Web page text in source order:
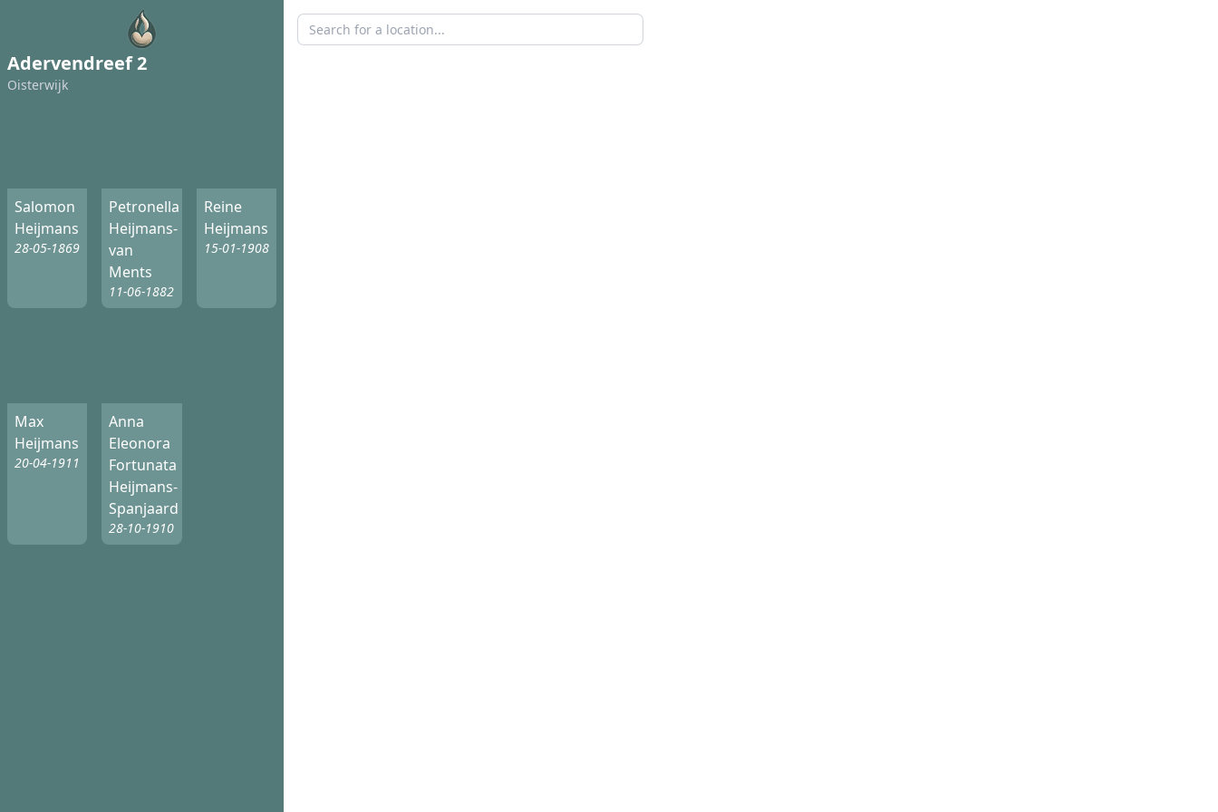
Adervendreef 2
Oisterwijk
Salomon
Heijmans
28-05-1869
Petronella
Heijmans-
van
Ments
11-06-1882
Reine
Heijmans
15-01-1908
Max
Heijmans
20-04-1911
Anna
Eleonora
Fortunata
Heijmans-
Spanjaard
28-10-1910